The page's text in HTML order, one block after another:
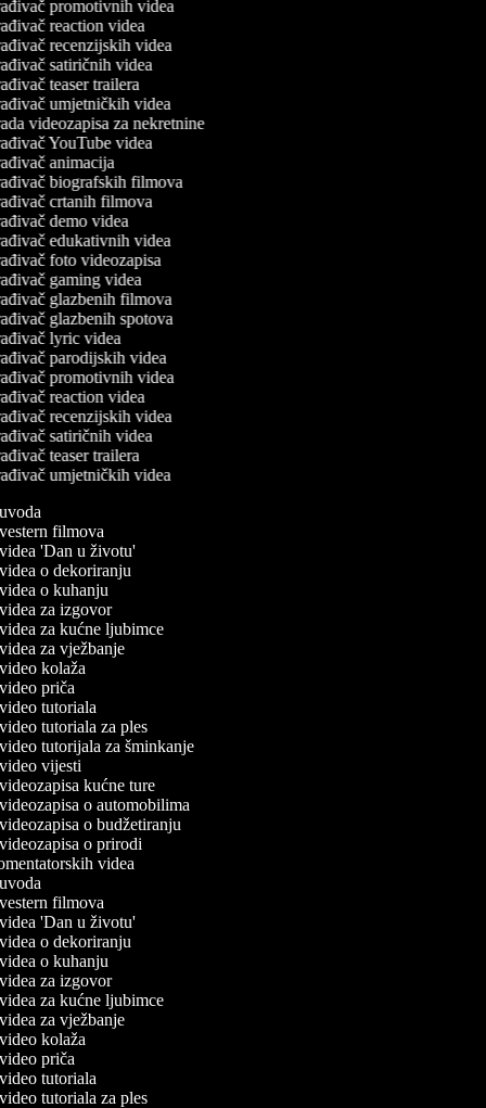
promotivnih videa
reaction videa
recenzijskih videa
satiričnih videa
teaser trailera
umjetničkih videa
videozapisa za nekretnine
YouTube videa
animacija
biografskih filmova
crtanih filmova
demo videa
edukativnih videa
foto videozapisa
gaming videa
glazbenih filmova
glazbenih spotova
lyric videa
parodijskih videa
promotivnih videa
reaction videa
recenzijskih videa
satiričnih videa
teaser trailera
umjetničkih videa
filmova
videa 'Dan u životu'
o dekoriranju
o kuhanju
za izgovor
za kućne ljubimce
za vježbanje
kolaža
priča
tutoriala
tutoriala za ples
tutorijala za šminkanje
vijesti
kućne ture
o automobilima
o budžetiranju
o prirodi
videa
filmova
videa 'Dan u životu'
o dekoriranju
o kuhanju
za izgovor
za kućne ljubimce
za vježbanje
kolaža
priča
tutoriala
tutoriala za ples